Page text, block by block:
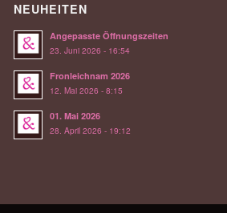
NEUHEITEN
Angepasste Öffnungszeiten
23. Juni 2026 - 16:54
Fronleichnam 2026
12. Mai 2026 - 8:15
01. Mai 2026
28. April 2026 - 19:12